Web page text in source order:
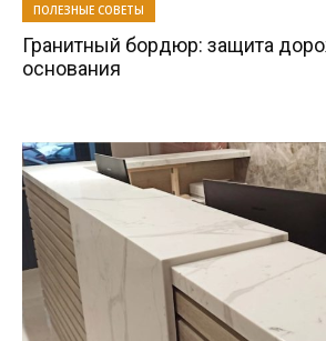
ПОЛЕЗНЫЕ СОВЕТЫ
Гранитный бордюр: защита
основания